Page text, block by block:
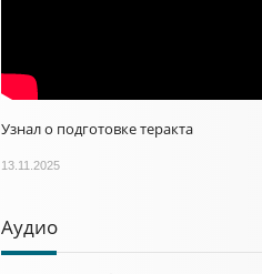
Узнал о подготовке теракта
13.11.2025
Аудио